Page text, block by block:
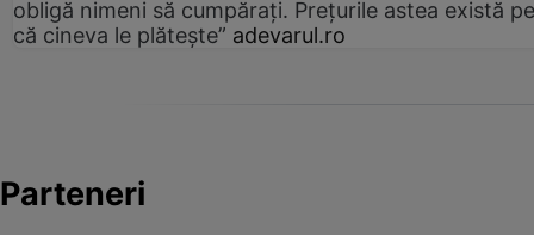
obligă nimeni să cumpărați. Prețurile astea există
că cineva le plătește” adevarul.ro
Parteneri